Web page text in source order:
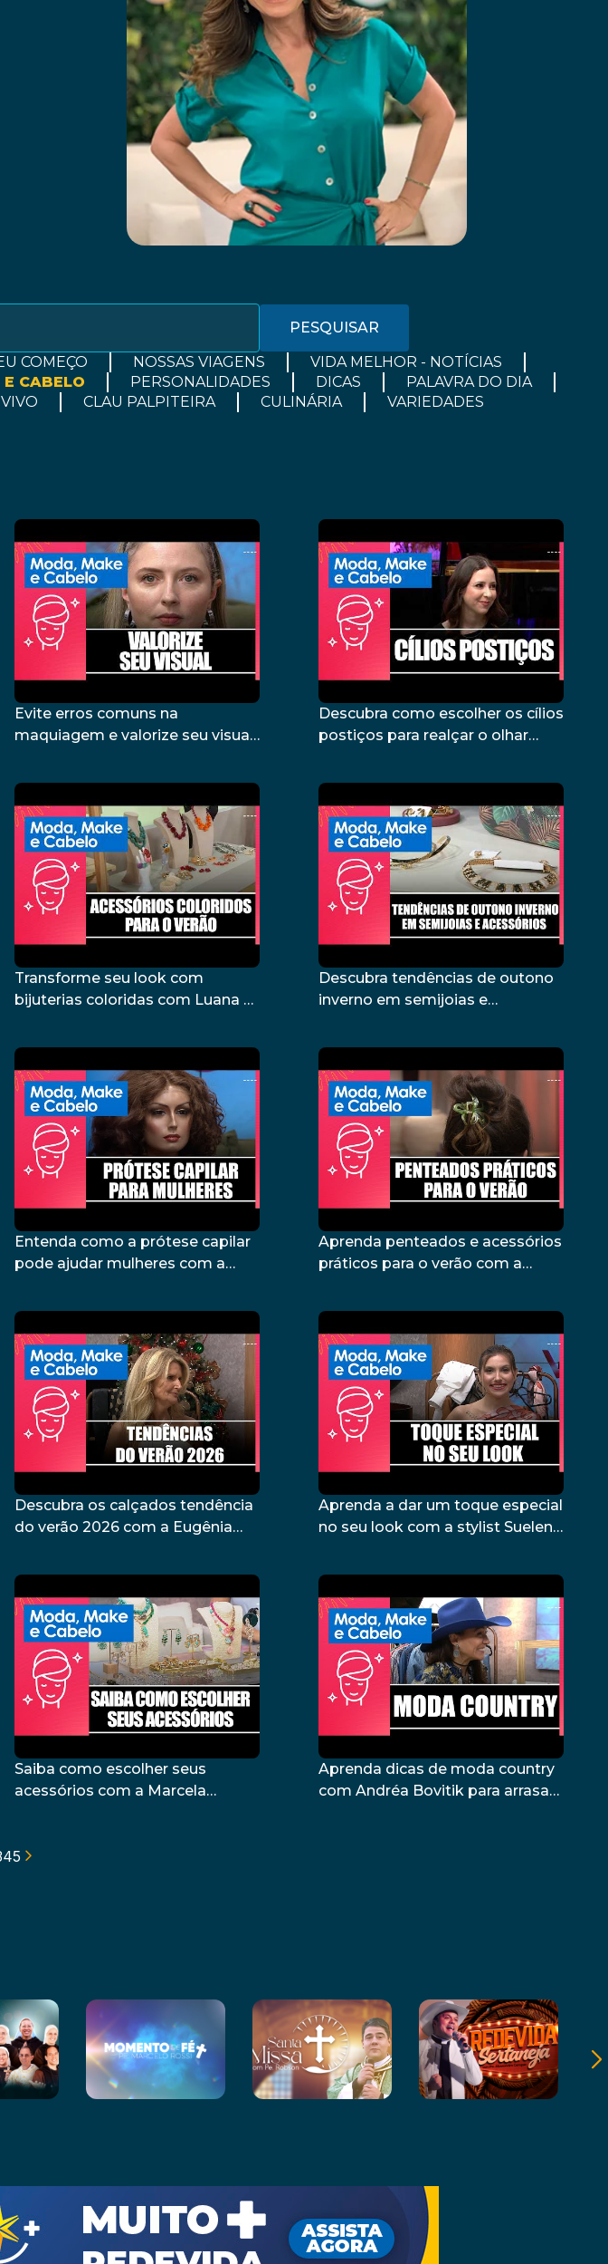
PESQUISAR
COMEÇO NOSSAS VIAGENS
VIDA MELHOR - NOTÍCIAS
CABELO PERSONALIDADES DICAS
PALAVRA DO DIA
CLAU PALPITEIRA CULINÁRIA VARIEDADES
Evite erros comuns na
maquiagem e valorize seu visual
– 27/02/26
Descubra como escolher os cílios
postiços para realçar o olhar
Transforme seu look com
bijuterias coloridas com Luana e
Descubra tendências de outono
inverno em semijoias e
Entenda como a prótese capilar
pode ajudar mulheres com a
Aprenda penteados e acessórios
práticos para o verão com a
Descubra os calçados tendência
do verão 2026 com a Eugênia
Aprenda a dar um toque especial
no seu look com a stylist Suelen
Saiba como escolher seus
acessórios com a Marcela
Aprenda dicas de moda country
com Andréa Bovitik para arrasar
45